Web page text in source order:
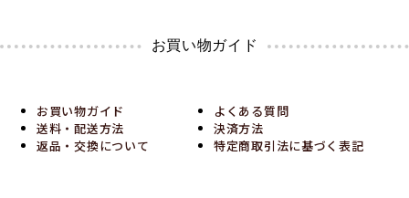
お買い物ガイド
お買い物ガイド
よくある質問
送料・配送方法
決済方法
返品・交換について
特定商取引法に基づく表記